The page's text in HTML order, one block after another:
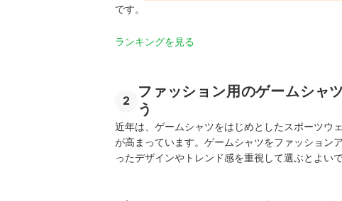
です。
ランキングを見る
2
ファッション用のゲームシャ
う
近年は、ゲームシャツをはじめとしたスポーツウ
が高まっています。ゲームシャツをファッション
ったデザインやトレンド感を重視して選ぶとよいで